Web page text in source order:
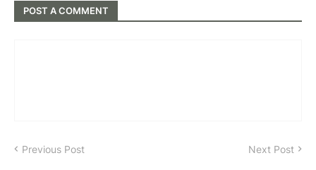
POST A COMMENT
Previous Post Next Post